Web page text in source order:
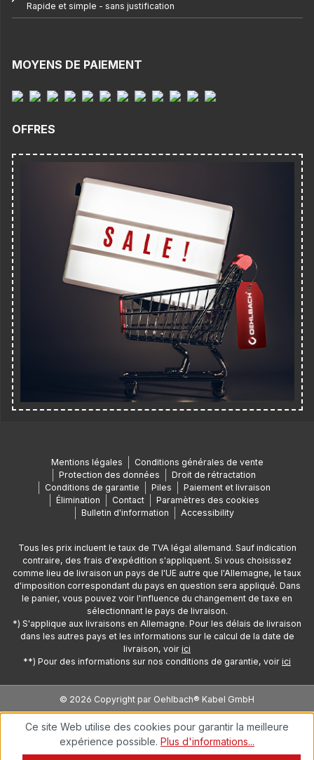
Rapide et simple - sans justification
MOYENS DE PAIEMENT
OFFRES
Mentions légales
Conditions générales de vente
Protection des données
Droit de rétractation
Conditions de garantie
Piles
Paiement et livraison
Élimination
Contact
Paramètres des cookies
Bulletin d'information
Accessibility
Tous les prix incluent le taux de TVA légal allemand. Sauf indication
contraire, des frais d'expédition s'appliquent. Si vous choisissez
comme lieu de livraison un pays de l'UE autre que l'Allemagne, le taux
d'imposition correspondant du pays en question sera appliqué. Dans
le panier, vous pouvez voir l'influence du changement de taxe en
sélectionnant le pays de livraison.
*) S'applique aux livraisons en Allemagne. Pour les délais de livraison
dans les autres pays et les informations sur le calcul de la date de
livraison, voir ici
**) Pour des informations sur nos conditions de garantie, voir ici
© 2026 Copyright par Oehlbach® Kabel GmbH
Ce site Web utilise des cookies pour garantir la meilleure
expérience possible. Plus d'informations...